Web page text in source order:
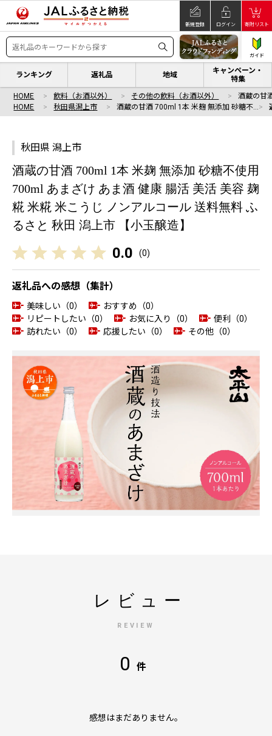
新規登録 ログイン 寄附リスト
ガイド
ランキング 返礼品 地域
キャンペーン・
特集
HOME 飲料（お酒以外） その他の飲料（お酒以外）
酒蔵の甘
HOME
秋田県潟上市 酒蔵の甘酒 700ml 1本 米麹 無添加 砂糖不…
秋田県 潟上市
酒蔵の甘酒 700ml 1本 米麹 無添加 砂糖不使用
700ml あまざけ あま酒 健康 腸活 美活 美容 麹
糀 米糀 米こうじ ノンアルコール 送料無料 ふ
るさと 秋田 潟上市 【小玉醸造】
0.0 (0)
返礼品への感想（集計）
美味しい（0）
おすすめ（0）
リピートしたい（0）
お気に入り（0）
便利（0）
訪れたい（0）
応援したい（0） その他（0）
レビュー
REVIEW
0 件
感想はまだありません。